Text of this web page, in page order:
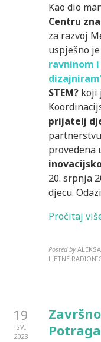
Kao dio
Centru
za razvoj
uspješno
ravninom
STEM? koji
prijatelj
provedena
20. srpnja
djecu.
Pročitaj
Posted by
LJETNE
19
SVI
2023